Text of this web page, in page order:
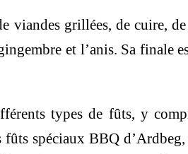
viandes grillées, de cuire,
et l’anis. Sa finale
types de fûts, y
fûts spéciaux BBQ